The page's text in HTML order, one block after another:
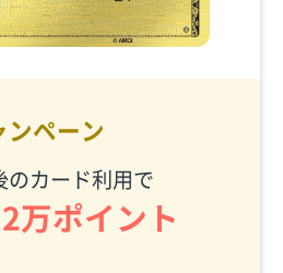
ペーン
のカード利用で
万ポイント